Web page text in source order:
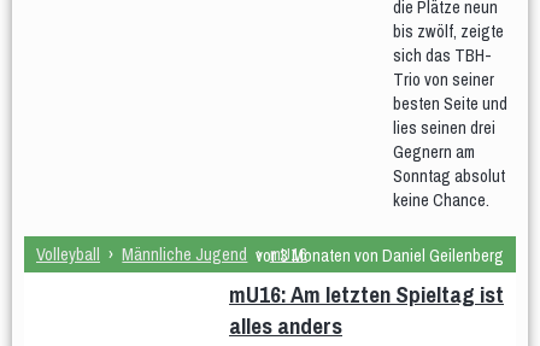
Männergruppe
Er & Sie
Fitness-Mix
Wasser-Gymnastik
Gesundheitssport
Aktiv 50plus Fit 60plus Rücken-Fitness
die Plätze neun
bis zwölf, zeigte
sich das TBH-
Trio von seiner
besten Seite und
lies seinen drei
Gegnern am
Sonntag absolut
keine Chance.
Volleyball › Männliche Jugend › mU16
vor 3 Monaten von Daniel Geilenberg
mU16: Am letzten Spieltag ist
alles anders